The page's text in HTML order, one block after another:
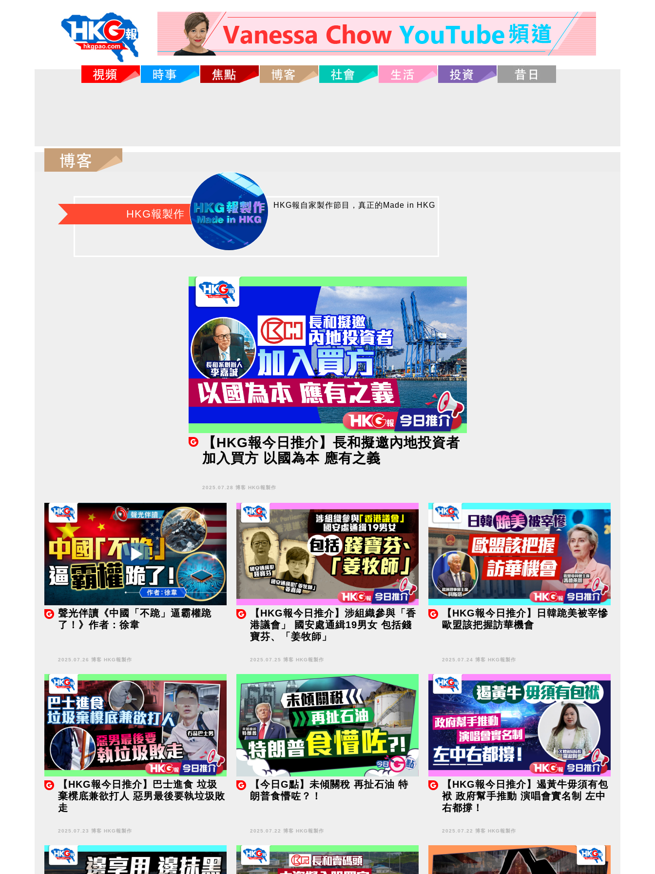
HKG報製作
HKG報自家製作節目，真正的Made in HKG
【HKG報今日推介】長和擬邀內地投資者
加入買方 以國為本 應有之義
2025.07.28 博客 HKG報製作
聲光伴讀《中國「不跪」逼霸權跪
了！》作者：徐韋
2025.07.26 博客 HKG報製作
【HKG報今日推介】涉組織參與「香
港議會」 國安處通緝19男女 包括錢
寶芬、「姜牧師」
2025.07.25 博客 HKG報製作
【HKG報今日推介】日韓跪美被宰慘
歐盟該把握訪華機會
2025.07.24 博客 HKG報製作
【HKG報今日推介】巴士進食 垃圾
棄櫈底兼欲打人 惡男最後要執垃圾敗
走
2025.07.23 博客 HKG報製作
【今日G點】未傾關稅 再扯石油 特
朗普食懵咗？！
2025.07.22 博客 HKG報製作
【HKG報今日推介】遏黃牛毋須有包
袱 政府幫手推動 演唱會實名制 左中
右都撐！
2025.07.22 博客 HKG報製作